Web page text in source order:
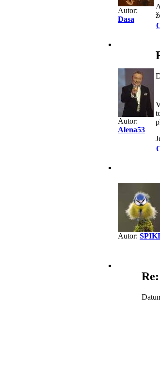
Autor:
Dasa
Autor:
Alena53
Autor: